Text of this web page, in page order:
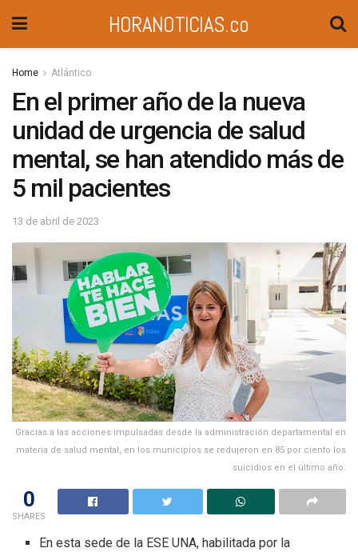
HORANOTICIAS.co
Home Atlántico
En el primer año de la nueva
unidad de urgencia de salud
mental, se han atendido más de
5 mil pacientes
13 de abril de 2023
Gracias a las acciones impulsadas desde la administración departamental en
materia de salud mental, en los municipios se redujeron en 85 por ciento los
suicidios en el último año.
0
SHARES
En esta sede de la ESE UNA, habilitada por la